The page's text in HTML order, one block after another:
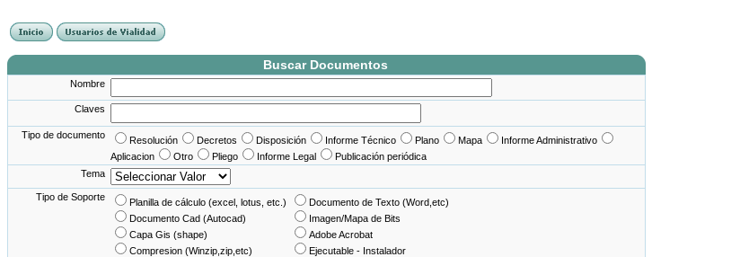
Buscar Documentos
Nombre
Claves
Tipo de documento Resolución Decretos Disposición Informe Técnico Plano Mapa
Informe Administrativo
Aplicacion
Otro Pliego Informe Legal
Publicación periódica
Tema
Tipo de Soporte Planilla de cálculo (excel, lotus, etc.)
Documento de Texto (Word,etc)
Documento Cad (Autocad)
Imagen/Mapa de Bits
Capa Gis (shape)
Adobe Acrobat
Compresion (Winzip,zip,etc)
Ejecutable - Instalador